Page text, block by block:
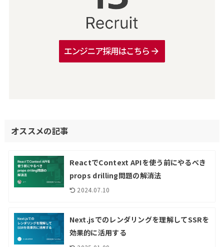
オススメの記事
ReactでContext APIを使う前にやるべき
props drilling問題の解消法
2024.07.10
Next.jsでのレンダリングを理解してSSRを
効果的に活用する